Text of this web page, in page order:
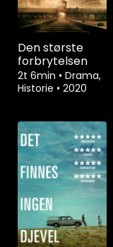
Den største
forbrytelsen
2t 6min • Drama,
Historie • 2020